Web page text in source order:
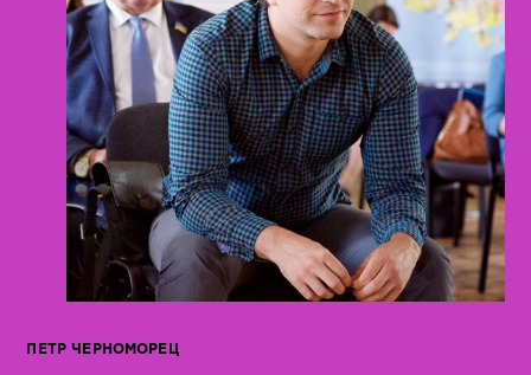
ПЕТР ЧЕРНОМОРЕЦ